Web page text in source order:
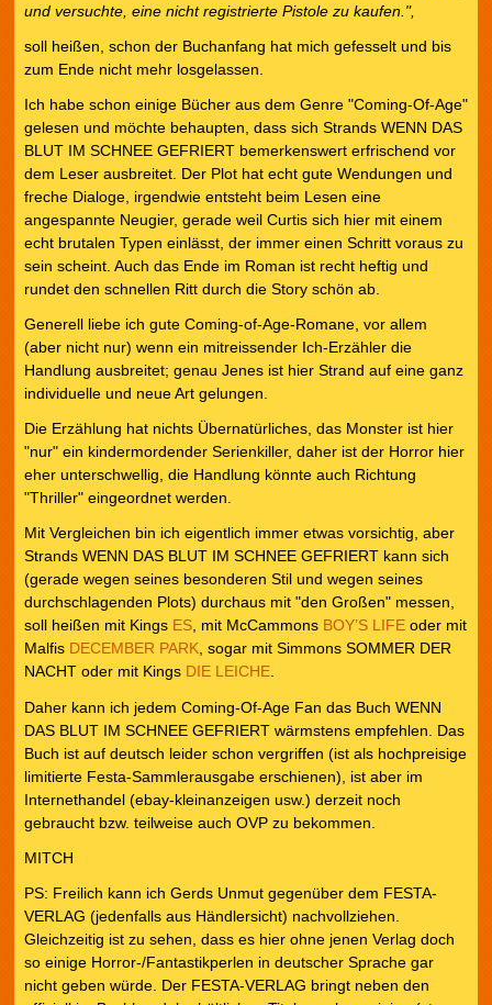
und versuchte, eine nicht registrierte Pistole zu kaufen.",
soll heißen, schon der Buchanfang hat mich gefesselt und bis
zum Ende nicht mehr losgelassen.
Ich habe schon einige Bücher aus dem Genre "Coming-Of-Age"
gelesen und möchte behaupten, dass sich Strands WENN DAS
BLUT IM SCHNEE GEFRIERT bemerkenswert erfrischend vor
dem Leser ausbreitet. Der Plot hat echt gute Wendungen und
freche Dialoge, irgendwie entsteht beim Lesen eine
angespannte Neugier, gerade weil Curtis sich hier mit einem
echt brutalen Typen einlässt, der immer einen Schritt voraus zu
sein scheint. Auch das Ende im Roman ist recht heftig und
rundet den schnellen Ritt durch die Story schön ab.
Generell liebe ich gute Coming-of-Age-Romane, vor allem
(aber nicht nur) wenn ein mitreissender Ich-Erzähler die
Handlung ausbreitet; genau Jenes ist hier Strand auf eine ganz
individuelle und neue Art gelungen.
Die Erzählung hat nichts Übernatürliches, das Monster ist hier
"nur" ein kindermordender Serienkiller, daher ist der Horror hier
eher unterschwellig, die Handlung könnte auch Richtung
"Thriller" eingeordnet werden.
Mit Vergleichen bin ich eigentlich immer etwas vorsichtig, aber
Strands WENN DAS BLUT IM SCHNEE GEFRIERT kann sich
(gerade wegen seines besonderen Stil und wegen seines
durchschlagenden Plots) durchaus mit "den Großen" messen,
soll heißen mit Kings ES, mit McCammons BOY’S LIFEoder mit
Malfis DECEMBER PARK, sogar mit Simmons SOMMER DER
NACHT oder mit Kings DIE LEICHE.
Daher kann ich jedem Coming-Of-Age Fan das Buch WENN
DAS BLUT IM SCHNEE GEFRIERT wärmstens empfehlen. Das
Buch ist auf deutsch leider schon vergriffen (ist als hochpreisige
limitierte Festa-Sammlerausgabe erschienen), ist aber im
Internethandel (ebay-kleinanzeigen usw.) derzeit noch
gebraucht bzw. teilweise auch OVP zu bekommen.
MITCH
PS: Freilich kann ich Gerds Unmut gegenüber dem FESTA-
VERLAG (jedenfalls aus Händlersicht) nachvollziehen.
Gleichzeitig ist zu sehen, dass es hier ohne jenen Verlag doch
so einige Horror-/Fantastikperlen in deutscher Sprache gar
nicht geben würde. Der FESTA-VERLAG bringt neben den